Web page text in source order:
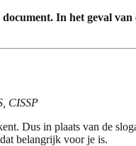
In het geval
CISSP
Dus in plaats van de
belangrijk voor je is.